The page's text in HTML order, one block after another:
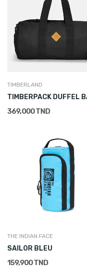
TIMBERLAND
369,000 TND
THE INDIAN FACE
SAILOR BLEU
159,900 TND